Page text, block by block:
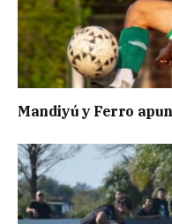
Mandiyú y Ferro